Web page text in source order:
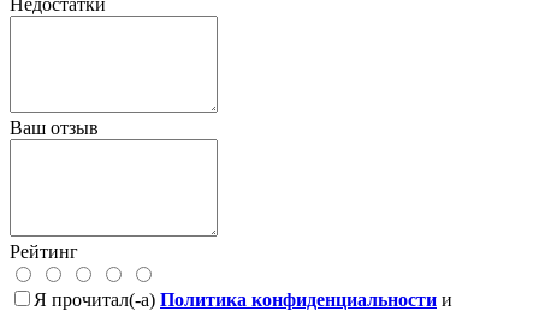
Недостатки
Ваш отзыв
Рейтинг
Я прочитал(-а) Политика конфиденциальности и